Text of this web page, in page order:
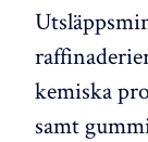
kemiska
samt